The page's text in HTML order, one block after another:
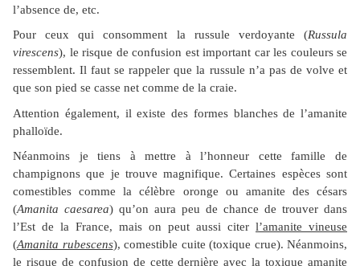
l’absence de, etc.
Pour ceux qui consomment la russule verdoyante (Russula
virescens), le risque de confusion est important car les couleurs se
ressemblent. Il faut se rappeler que la russule n’a pas de volve et
que son pied se casse net comme de la craie.
Attention également, il existe des formes blanches de l’amanite
phalloïde.
Néanmoins je tiens à mettre à l’honneur cette famille de
champignons que je trouve magnifique. Certaines espèces sont
comestibles comme la célèbre oronge ou amanite des césars
(Amanita caesarea) qu’on aura peu de chance de trouver dans
l’Est de la France, mais on peut aussi citer l’amanite vineuse
(Amanita rubescens), comestible cuite (toxique crue). Néanmoins,
le risque de confusion de cette dernière avec la toxique amanite